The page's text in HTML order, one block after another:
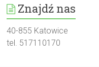
Znajdź nas
40-855 Katowice
tel. 517110170